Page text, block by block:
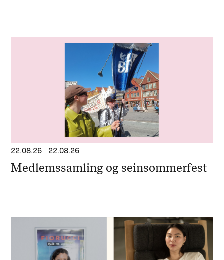
22.08.26 - 22.08.26
Medlemssamling og seinsommerfest